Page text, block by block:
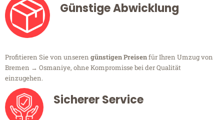
Günstige Abwicklung
Profitieren Sie von unseren günstigen Preisenfür Ihren Umzug von
Bremen → Osmaniye, ohne Kompromisse bei der Qualität
einzugehen.
Sicherer Service